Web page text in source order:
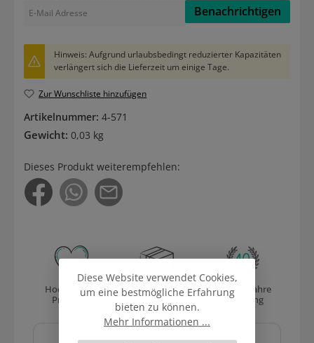
Benachrichtigen
Hinweis: Aufgrund urlaubsbedingt reduzierter Kapazitäten
verlängert sich die Lieferzeit um einige Tage.
Zur Wunschliste hinzufügen
Artikelnummer: 4-571
Gewicht: 0,03 kg
Dieses Produkt weiterempfehlen:
Hochwertige
Produkte
Versand
mit DHL
Über 40 Jahre
Erfahrung
Sicher und schnell
bezahlen mit
Diese Website verwendet Cookies,
um eine bestmögliche Erfahrung
bieten zu können.
Mehr Informationen ...